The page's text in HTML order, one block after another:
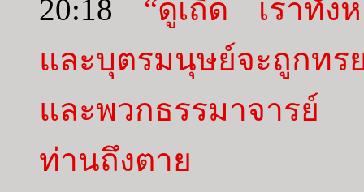
20:18 “ดูเถิด เราทั้ง
และบุตรมนุษย์จะถูกท
และพวกธรรมาจารย์
ท่านถึงตาย